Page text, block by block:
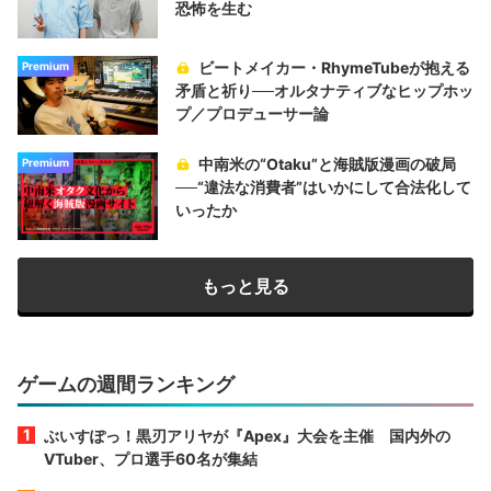
恐怖を生む
Premium
ビートメイカー・RhymeTubeが抱える
矛盾と祈り──オルタナティブなヒップホッ
プ／プロデューサー論
Premium
中南米の“Otaku”と海賊版漫画の破局
──“違法な消費者”はいかにして合法化して
いったか
もっと見る
ゲームの週間ランキング
ぶいすぽっ！黒刃アリヤが『Apex』大会を主催 国内外の
VTuber、プロ選手60名が集結